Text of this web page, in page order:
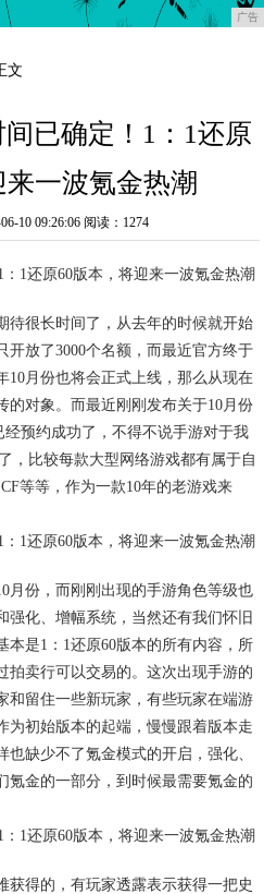
广告
文
已确定！1：1还原
一波氪金热潮
10 09:26:06 阅读：1274
待很长时间了，从去年的时候就开始
开放了3000个名额，而最近官方终于
10月份也将会正式上线，那么从现在
的对象。而最近刚刚发布关于10月份
预约成功了，不得不说手游对于我
，比较每款大型网络游戏都有属于自
等等，作为一款10年的老游戏来
月份，而刚刚出现的手游角色等级也
强化、增幅系统，当然还有我们怀旧
本是1：1还原60版本的所有内容，所
拍卖行可以交易的。这次出现手游的
和留住一些新玩家，有些玩家在端游
为初始版本的起端，慢慢跟着版本走
缺少不了氪金模式的开启，强化、
氪金的一部分，到时候最需要氪金的
获得的，有玩家透露表示获得一把史